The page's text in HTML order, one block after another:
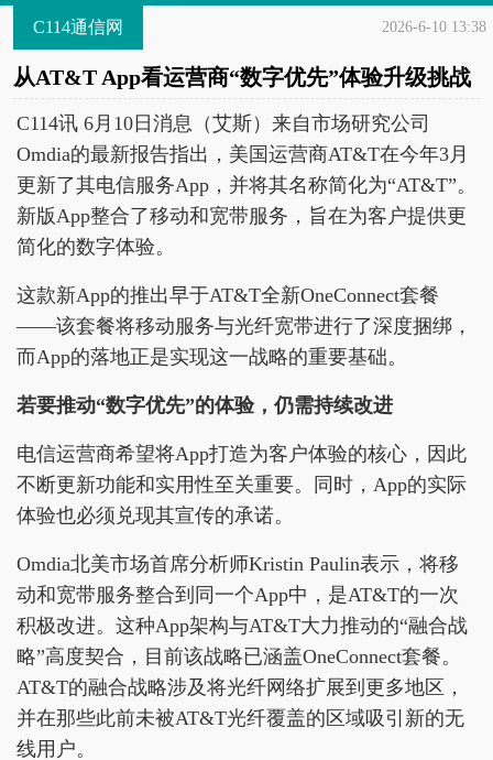
C114通信网 2026-6-10 13:38
从AT&T App看运营商“数字优先”体验升级挑战
C114讯 6月10日消息（艾斯）来自市场研究公司
Omdia的最新报告指出，美国运营商AT&T在今年3月
更新了其电信服务App，并将其名称简化为“AT&T”。
新版App整合了移动和宽带服务，旨在为客户提供更
简化的数字体验。
这款新App的推出早于AT&T全新OneConnect套餐
——该套餐将移动服务与光纤宽带进行了深度捆绑，
而App的落地正是实现这一战略的重要基础。
若要推动“数字优先”的体验，仍需持续改进
电信运营商希望将App打造为客户体验的核心，因此
不断更新功能和实用性至关重要。同时，App的实际
体验也必须兑现其宣传的承诺。
Omdia北美市场首席分析师Kristin Paulin表示，将移
动和宽带服务整合到同一个App中，是AT&T的一次
积极改进。这种App架构与AT&T大力推动的“融合战
略”高度契合，目前该战略已涵盖OneConnect套餐。
AT&T的融合战略涉及将光纤网络扩展到更多地区，
并在那些此前未被AT&T光纤覆盖的区域吸引新的无
线用户。